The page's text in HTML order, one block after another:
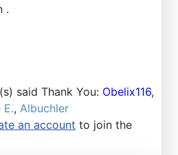
.
said Thank You: Obelix116,
E., Albuchler
an account to join the